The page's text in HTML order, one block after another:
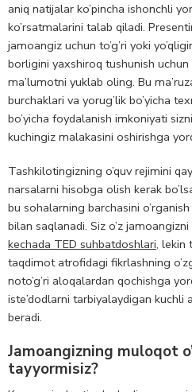
aniq natijalar ko’pincha ishonchli
ko’rsatmalarini talab qiladi.
jamoangiz uchun to’g’ri yoki
borligini yaxshiroq tushunish
ma’lumotni yuklab oling. Bu
burchaklari va yorug’lik bo’yicha
bo’yicha foydalanish imkoniyati
kuchingiz malakasini oshirishga
Tashkilotingizning o’quv rejimini
narsalarni hisobga olish kerak
bu sohalarning barchasini
bilan saqlanadi. Siz o’z
kechada TED suhbatdoshlari, lekin
taqdimot atrofidagi fikrlashning
noto’g’ri aloqalardan qochishga
iste’dodlarni tarbiyalaydigan kuchli
beradi.
Jamoangizning muloqot
tayyormisiz?